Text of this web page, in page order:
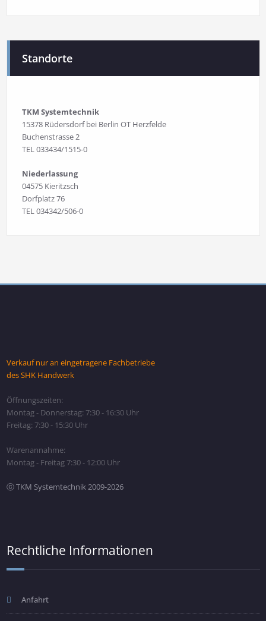
Standorte
TKM Systemtechnik
15378 Rüdersdorf bei Berlin OT Herzfelde
Buchenstrasse 2
TEL 033434/1515-0
Niederlassung
04575 Kieritzsch
Dorfplatz 76
TEL 034342/506-0
Verkauf nur an eingetragene Fachbetriebe
des SHK Handwerk
Öffnungszeiten:
Montag - Donnerstag: 7:30 - 16:30 Uhr
Freitag: 7:30 - 15:30 Uhr
Warenannahme:
Montag - Freitag 7:30 - 12:00 Uhr
ⓒ TKM Systemtechnik 2009-2026
Rechtliche Informationen
Anfahrt